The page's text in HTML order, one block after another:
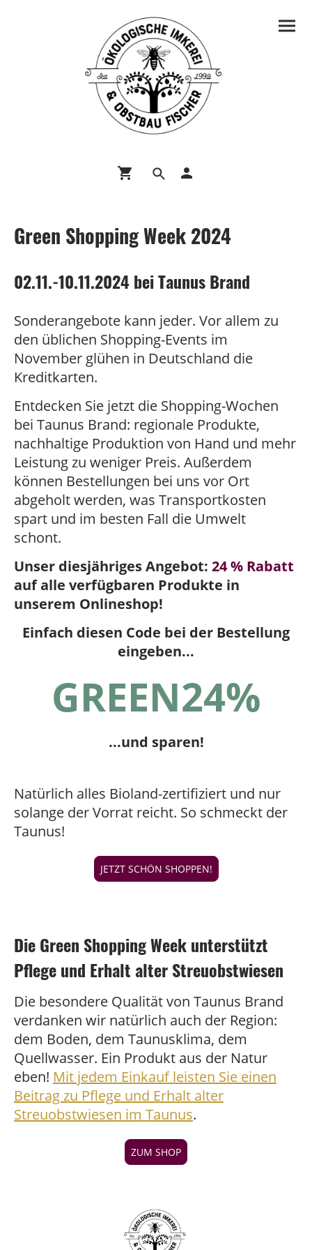
Green Shopping Week 2024
02.11.-10.11.2024 bei Taunus Brand
Sonderangebote kann jeder. Vor allem zu
den üblichen Shopping-Events im
November glühen in Deutschland die
Kreditkarten.
Entdecken Sie jetzt die Shopping-Wochen
bei Taunus Brand: regionale Produkte,
nachhaltige Produktion von Hand und mehr
Leistung zu weniger Preis. Außerdem
können Bestellungen bei uns vor Ort
abgeholt werden, was Transportkosten
spart und im besten Fall die Umwelt
schont.
Unser diesjähriges Angebot: 24 % Rabatt
auf alle verfügbaren Produkte in
unserem Onlineshop!
Einfach diesen Code bei der Bestellung
eingeben...
GREEN24%
...und sparen!
Natürlich alles Bioland-zertifiziert und nur
solange der Vorrat reicht. So schmeckt der
Taunus!
JETZT SCHÖN SHOPPEN!
Die Green Shopping Week unterstützt
Pflege und Erhalt alter Streuobstwiesen
Die besondere Qualität von Taunus Brand
verdanken wir natürlich auch der Region:
dem Boden, dem Taunusklima, dem
Quellwasser. Ein Produkt aus der Natur
eben! Mit jedem Einkauf leisten Sie einen
Beitrag zu Pflege und Erhalt alter
Streuobstwiesen im Taunus.
ZUM SHOP